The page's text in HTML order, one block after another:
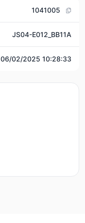
1041005
JS04-E012_BB11A
06/02/2025 10:28:33